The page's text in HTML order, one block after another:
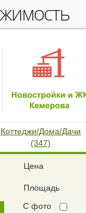
Коттеджи/Дома/Дачи
(347)
Цена
Площадь
С фото